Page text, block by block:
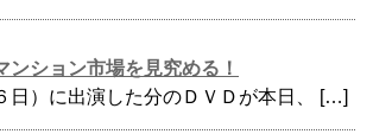
ンション市場を見究める！
日）に出演した分のＤＶＤが本日、 […]